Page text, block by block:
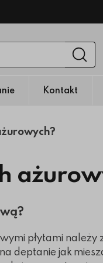
wyszukana
Kontakt
płytami
deptanie jak